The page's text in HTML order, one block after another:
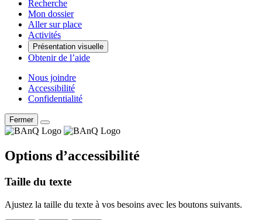
Recherche
Mon dossier
Aller sur place
Activités
Présentation visuelle
Obtenir de l’aide
Nous joindre
Accessibilité
Confidentialité
Fermer
Options d’accessibilité
Taille du texte
Ajustez la taille du texte à vos besoins avec les boutons suivants.